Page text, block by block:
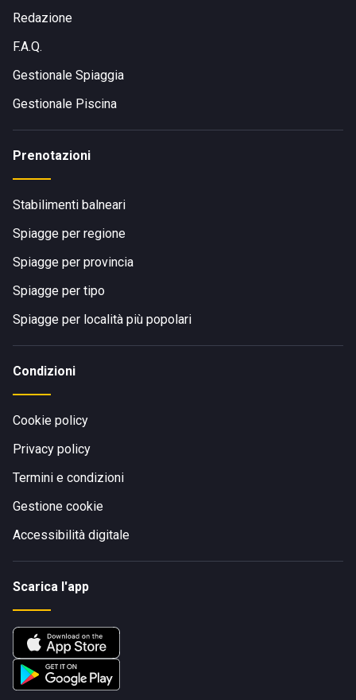
Redazione
F.A.Q.
Gestionale Spiaggia
Gestionale Piscina
Prenotazioni
Stabilimenti balneari
Spiagge per regione
Spiagge per provincia
Spiagge per tipo
Spiagge per località più popolari
Condizioni
Cookie policy
Privacy policy
Termini e condizioni
Gestione cookie
Accessibilità digitale
Scarica l'app